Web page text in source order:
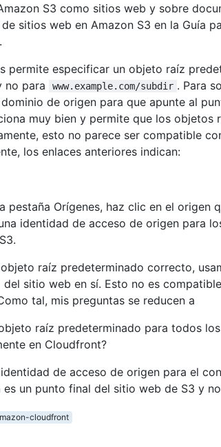
S3 como sitios web y sobre
sitios web en Amazon S3 en la Guía
permite especificar un objeto raíz
no para
www.example.com/subdir . Para
de origen para que apunte al
muy bien y permite que los objetos
esto no parece ser compatible
los enlaces anteriores indican:
pestaña Orígenes, haz clic en el origen
identidad de acceso de origen para
raíz predeterminado correcto,
sitio web en sí. Esto no es
tal, mis preguntas se reducen a
raíz predeterminado para todos
en Cloudfront?
de acceso de origen para el
un punto final del sitio web de S3 y
cloudfront